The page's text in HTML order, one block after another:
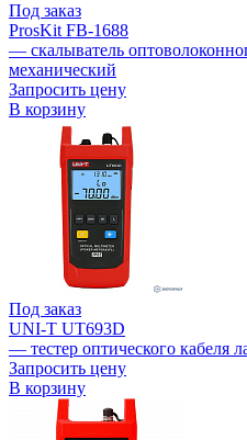
Под заказ
ProsKit FB-1688
— скалыватель
механический
Запросить цену
В корзину
Под заказ
UNI-T UT693D
— тестер оптического кабеля
Запросить цену
В корзину